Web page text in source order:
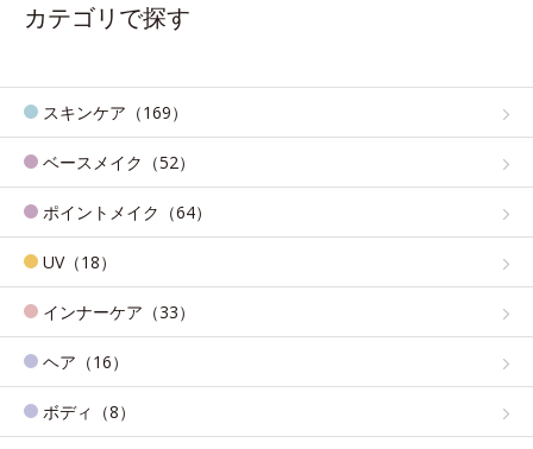
カテゴリで探す
スキンケア（169）
ベースメイク（52）
ポイントメイク（64）
UV（18）
インナーケア（33）
ヘア（16）
ボディ（8）